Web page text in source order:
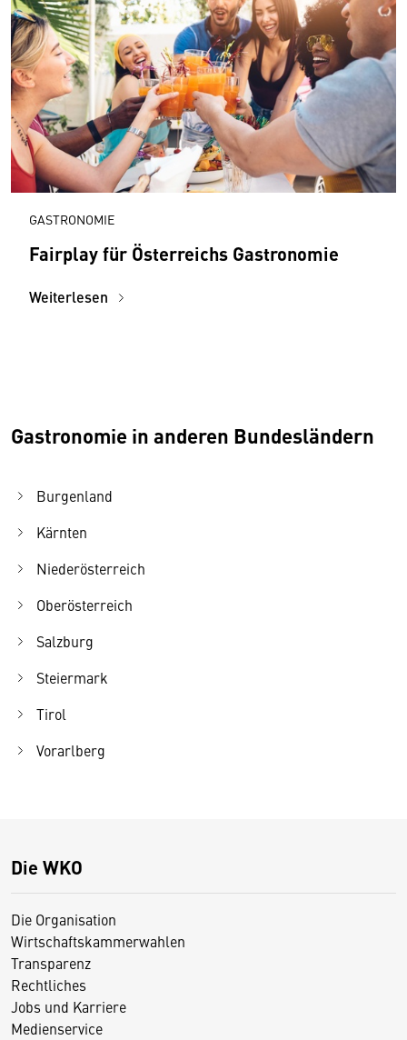
GASTRONOMIE
Fairplay für Österreichs Gastronomie
Weiterlesen
Gastronomie in anderen Bundesländern
Burgenland
Kärnten
Niederösterreich
Oberösterreich
Salzburg
Steiermark
Tirol
Vorarlberg
Die WKO
Die Organisation
Wirtschaftskammerwahlen
Transparenz
Rechtliches
Jobs und Karriere
Medienservice